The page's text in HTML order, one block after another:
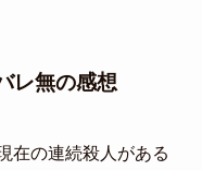
レ無の感想
在の連続殺人がある